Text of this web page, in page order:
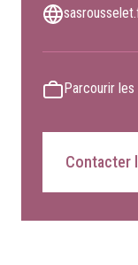
Parcourir
Contacter